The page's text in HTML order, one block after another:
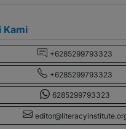
Kami
+6285299793323
+6285299793323
6285299793323